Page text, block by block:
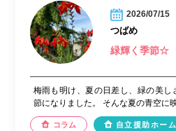
2026/07/15
つばめ
緑輝く季節☆
梅雨も明け、夏の日差し、緑の美し
節になりました。 そんな夏の青空に
コラム 自立援助ホーム